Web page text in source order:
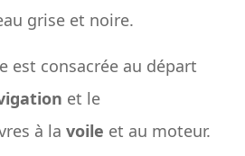
grise et noire.
est consacrée au départ
et le
à la voile et au moteur.